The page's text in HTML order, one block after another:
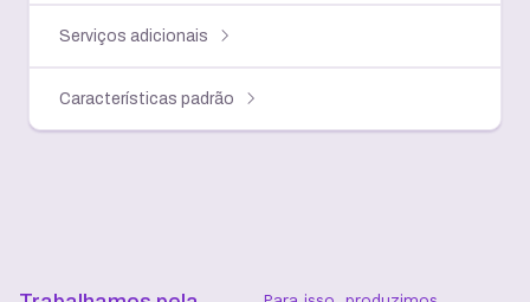
Serviços adicionais
Características padrão